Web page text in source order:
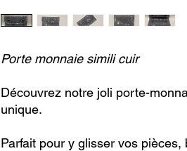
Porte monnaie simili cuir
Découvrez notre joli porte-
unique.
Parfait pour y glisser vos